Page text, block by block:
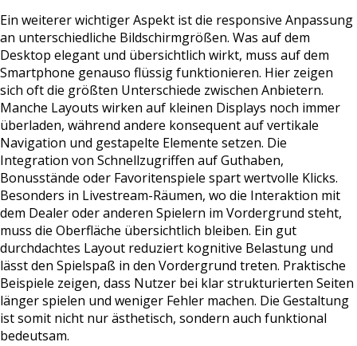
Ein weiterer wichtiger Aspekt ist die responsive Anpassung
an unterschiedliche Bildschirmgrößen. Was auf dem
Desktop elegant und übersichtlich wirkt, muss auf dem
Smartphone genauso flüssig funktionieren. Hier zeigen
sich oft die größten Unterschiede zwischen Anbietern.
Manche Layouts wirken auf kleinen Displays noch immer
überladen, während andere konsequent auf vertikale
Navigation und gestapelte Elemente setzen. Die
Integration von Schnellzugriffen auf Guthaben,
Bonusstände oder Favoritenspiele spart wertvolle Klicks.
Besonders in Livestream-Räumen, wo die Interaktion mit
dem Dealer oder anderen Spielern im Vordergrund steht,
muss die Oberfläche übersichtlich bleiben. Ein gut
durchdachtes Layout reduziert kognitive Belastung und
lässt den Spielspaß in den Vordergrund treten. Praktische
Beispiele zeigen, dass Nutzer bei klar strukturierten Seiten
länger spielen und weniger Fehler machen. Die Gestaltung
ist somit nicht nur ästhetisch, sondern auch funktional
bedeutsam.